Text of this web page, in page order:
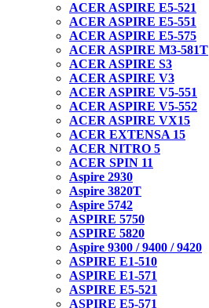
ACER ASPIRE E5-521
ACER ASPIRE E5-551
ACER ASPIRE E5-575
ACER ASPIRE M3-581T
ACER ASPIRE S3
ACER ASPIRE V3
ACER ASPIRE V5-551
ACER ASPIRE V5-552
ACER ASPIRE VX15
ACER EXTENSA 15
ACER NITRO 5
ACER SPIN 11
Aspire 2930
Aspire 3820T
Aspire 5742
ASPIRE 5750
ASPIRE 5820
Aspire 9300 / 9400 / 9420
ASPIRE E1-510
ASPIRE E1-571
ASPIRE E5-521
ASPIRE E5-571